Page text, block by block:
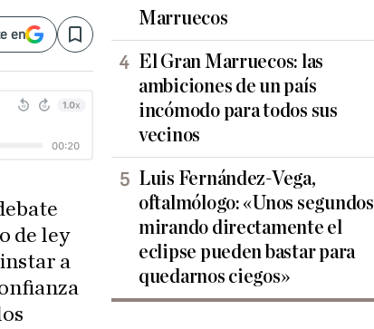
en Save
de ley
a
Marruecos
El Gran Marruecos: las
ambiciones de un país
incómodo para todos sus
vecinos
Luis Fernández-Vega,
oftalmólogo: «Unos segundos
mirando directamente el
eclipse pueden bastar para
quedarnos ciegos»